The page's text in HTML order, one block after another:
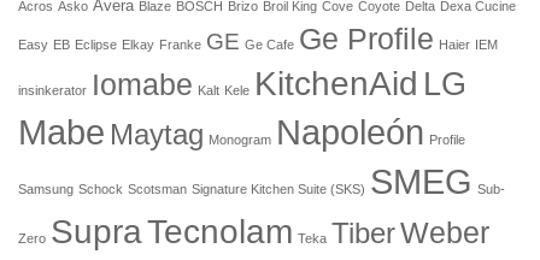
Acros Asko Avera Blaze BOSCH Brizo Broil King Cove Coyote Delta Dexa Cucine
Easy EB Eclipse Elkay Franke GE Ge Cafe Ge Profile Haier IEM
insinkerator Iomabe Kalt Kele KitchenAid LG
Mabe Maytag Monogram Napoleón Profile
Samsung Schock Scotsman Signature Kitchen Suite (SKS) SMEG Sub-
Zero SupraTecnolam Teka TiberWeber